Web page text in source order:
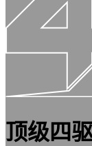
顶级四